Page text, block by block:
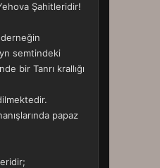
Şahitleridir!
semtindeki
bir Tanrı krallığı
papaz